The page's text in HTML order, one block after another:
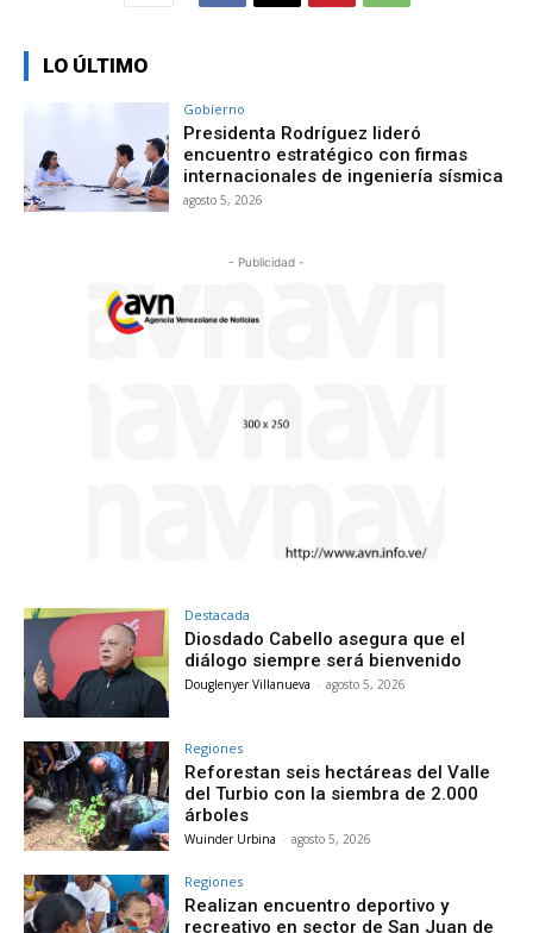
LO ÚLTIMO
Gobierno
Presidenta Rodríguez lideró
encuentro estratégico con firmas
internacionales de ingeniería sísmica
agosto 5, 2026
- Publicidad -
Destacada
Diosdado Cabello asegura que el
diálogo siempre será bienvenido
Douglenyer Villanueva - agosto 5, 2026
Regiones
Reforestan seis hectáreas del Valle
del Turbio con la siembra de 2.000
árboles
Wuinder Urbina - agosto 5, 2026
Regiones
Realizan encuentro deportivo y
recreativo en sector de San Juan de